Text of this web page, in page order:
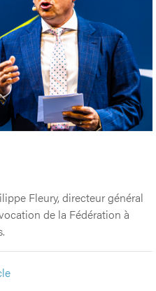
Fleury, directeur général
de la Fédération à